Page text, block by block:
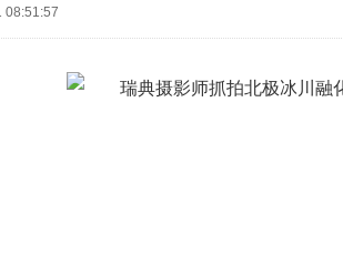
08:51:57